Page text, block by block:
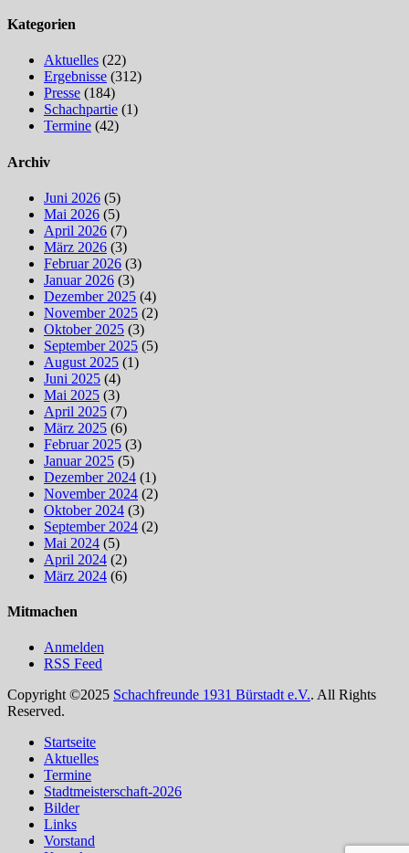
Kategorien
Aktuelles (22)
Ergebnisse (312)
Presse (184)
Schachpartie (1)
Termine (42)
Archiv
Juni 2026 (5)
Mai 2026 (5)
April 2026 (7)
März 2026 (3)
Februar 2026 (3)
Januar 2026 (3)
Dezember 2025 (4)
November 2025 (2)
Oktober 2025 (3)
September 2025 (5)
August 2025 (1)
Juni 2025 (4)
Mai 2025 (3)
April 2025 (7)
März 2025 (6)
Februar 2025 (3)
Januar 2025 (5)
Dezember 2024 (1)
November 2024 (2)
Oktober 2024 (3)
September 2024 (2)
Mai 2024 (5)
April 2024 (2)
März 2024 (6)
Mitmachen
Anmelden
RSS Feed
Copyright ©2025 Schachfreunde 1931 Bürstadt e.V.. All Rights
Reserved.
oben
scrollen
Startseite
Aktuelles
Termine
Stadtmeisterschaft-2026
Bilder
Links
Vorstand